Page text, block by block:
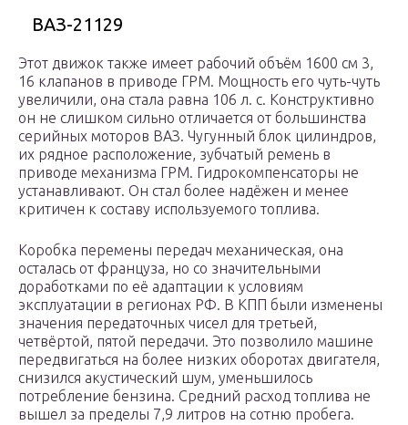
ВАЗ-21129
Этот движок также имеет рабочий объём 1600 см 3,
16 клапанов в приводе ГРМ. Мощность его чуть-чуть
увеличили, она стала равна 106 л. с. Конструктивно
он не слишком сильно отличается от большинства
серийных моторов ВАЗ. Чугунный блок цилиндров,
их рядное расположение, зубчатый ремень в
приводе механизма ГРМ. Гидрокомпенсаторы не
устанавливают. Он стал более надёжен и менее
критичен к составу используемого топлива.
Коробка перемены передач механическая, она
осталась от француза, но со значительными
доработками по её адаптации к условиям
эксплуатации в регионах РФ. В КПП были изменены
значения передаточных чисел для третьей,
четвёртой, пятой передачи. Это позволило машине
передвигаться на более низких оборотах двигателя,
снизился акустический шум, уменьшилось
потребление бензина. Средний расход топлива не
вышел за пределы 7,9 литров на сотню пробега.